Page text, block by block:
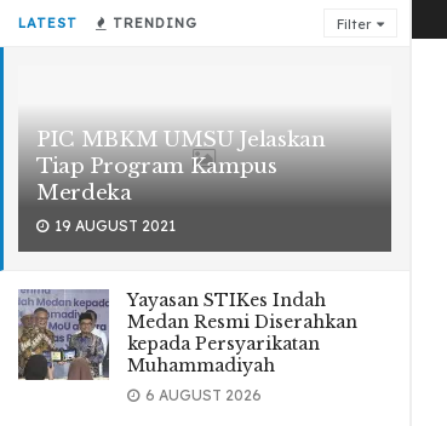
LATEST TRENDING Filter
PIC MBKM UMSU Jelaskan
Tiap Program Kampus
Merdeka
19 AUGUST 2021
Yayasan STIKes Indah
Medan Resmi Diserahkan
kepada Persyarikatan
Muhammadiyah
6 AUGUST 2026